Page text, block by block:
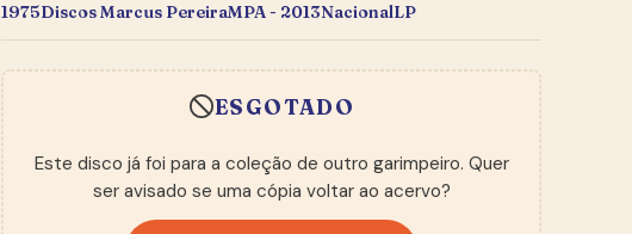
1975Discos Marcus PereiraMPA - 2013NacionalLP
ESGOTADO
Este disco já foi para a coleção de outro garimpeiro. Quer
ser avisado se uma cópia voltar ao acervo?